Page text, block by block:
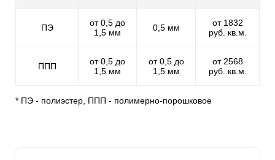
ПЭ
от 0,5 до
1,5 мм
0,5 мм
от 1832
руб. кв.м.
ППП
от 0,5 до
1,5 мм
от 0,5 до
1,5 мм
от 2568
руб. кв.м.
* ПЭ - полиэстер, ППП - полимерно-порошковое